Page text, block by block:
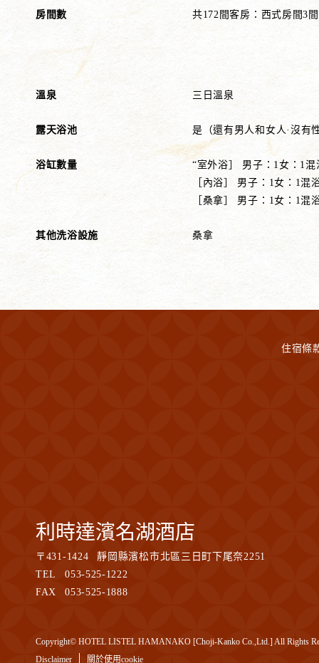
房間數 共172間客房：西式房間3
溫泉 三日溫泉
露天浴池 是（還有男人和女人·沒有
浴缸數量
“室外浴］ 男子：1女：1混
［內浴］ 男子：1女：1混
［桑拿］ 男子：1女：1混
其他洗浴設施 桑拿
住宿條
利時達濱名湖酒店
〒 431-1424
靜岡縣濱松市北區三日町下尾奈2251
TEL
053-525-1222
FAX
053-525-1888
Copyright© HOTEL LISTEL HAMANAKO [Choji-Kanko Co.,Ltd.] All Rights
Disclaimer
關於使用cookie